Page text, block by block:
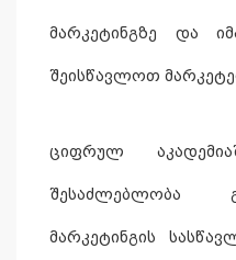
მარკეტინგზე და
შეისწავლოთ
ციფრულ
შესაძლებლობა
მარკეტინგის